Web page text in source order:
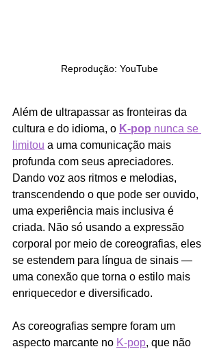
Reprodução: YouTube
Além de ultrapassar as fronteiras da
cultura e do idioma, o K-pop nunca se
limitou a uma comunicação mais
profunda com seus apreciadores.
Dando voz aos ritmos e melodias,
transcendendo o que pode ser ouvido,
uma experiência mais inclusiva é
criada. Não só usando a expressão
corporal por meio de coreografias, eles
se estendem para língua de sinais —
uma conexão que torna o estilo mais
enriquecedor e diversificado.
As coreografias sempre foram um
aspecto marcante no K-pop, que não